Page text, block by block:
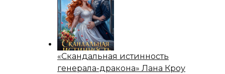
«Скандальная истинность
генерала-дракона» Лана Кроу